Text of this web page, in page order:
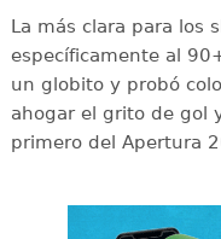
La más clara para los
específicamente al
un globito y probó
ahogar el grito de gol
primero del Apertura